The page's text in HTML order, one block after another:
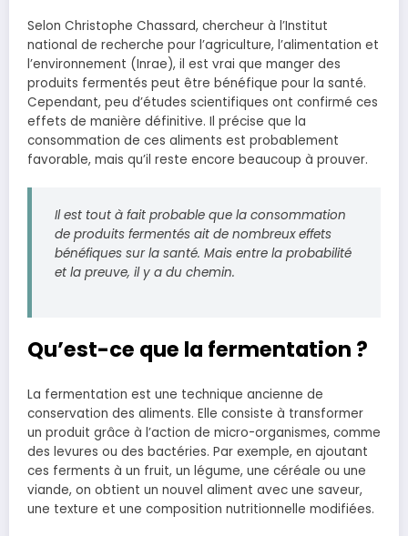
Selon Christophe Chassard, chercheur à l’Institut
national de recherche pour l’agriculture, l’alimentation et
l’environnement (Inrae), il est vrai que manger des
produits fermentés peut être bénéfique pour la santé.
Cependant, peu d’études scientifiques ont confirmé ces
effets de manière définitive. Il précise que la
consommation de ces aliments est probablement
favorable, mais qu’il reste encore beaucoup à prouver.
Il est tout à fait probable que la consommation
de produits fermentés ait de nombreux effets
bénéfiques sur la santé. Mais entre la probabilité
et la preuve, il y a du chemin.
Qu’est-ce que la fermentation ?
La fermentation est une technique ancienne de
conservation des aliments. Elle consiste à transformer
un produit grâce à l’action de micro-organismes, comme
des levures ou des bactéries. Par exemple, en ajoutant
ces ferments à un fruit, un légume, une céréale ou une
viande, on obtient un nouvel aliment avec une saveur,
une texture et une composition nutritionnelle modifiées.